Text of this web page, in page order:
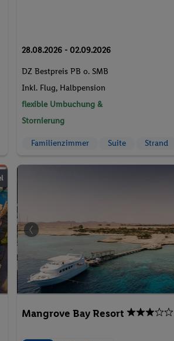
28.08.2026 - 02.09.2026
DZ Bestpreis PB o. SMB
Inkl. Flug, Halbpension
flexible Umbuchung &
Stornierung
Familienzimmer Suite Strand
Mangrove Bay Resort